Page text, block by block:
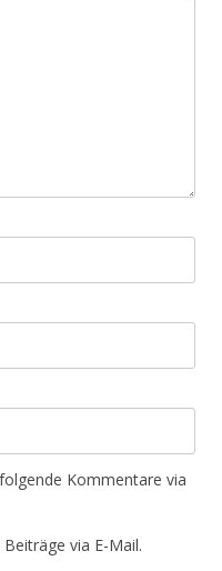
Kommentare via
via E-Mail.